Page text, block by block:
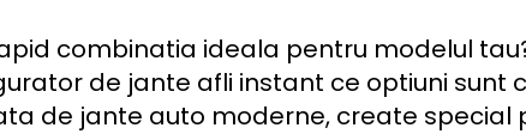
combinatia ideala pentru modelul
de jante afli instant ce optiuni sunt
de jante auto moderne, create special